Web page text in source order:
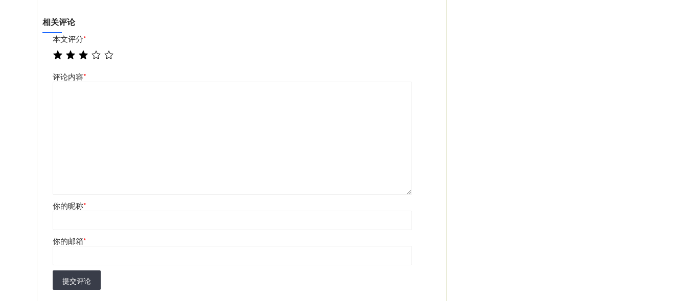
相关评论
本文评分*
评论内容*
你的昵称*
你的邮箱*
提交评论